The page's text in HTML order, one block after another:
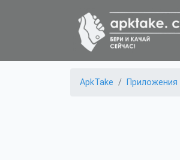
ApkTake Приложения